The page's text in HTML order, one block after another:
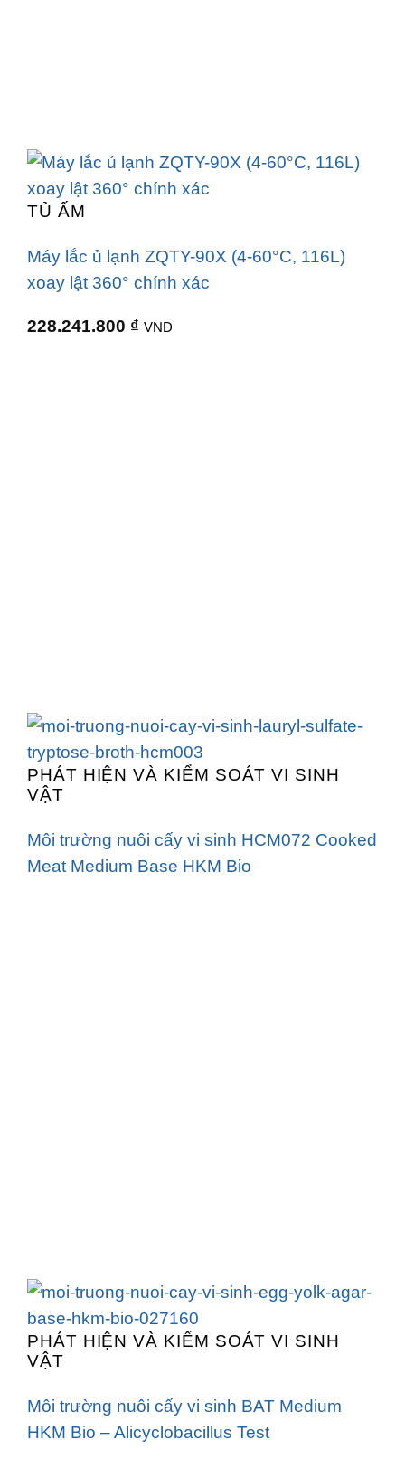
TỦ ẤM
Máy lắc ủ lạnh ZQTY-90X (4-60°C, 116L)
xoay lật 360° chính xác
228.241.800 ₫ VND
PHÁT HIỆN VÀ KIỂM SOÁT VI SINH
VẬT
Môi trường nuôi cấy vi sinh HCM072 Cooked
Meat Medium Base HKM Bio
PHÁT HIỆN VÀ KIỂM SOÁT VI SINH
VẬT
Môi trường nuôi cấy vi sinh BAT Medium
HKM Bio – Alicyclobacillus Test